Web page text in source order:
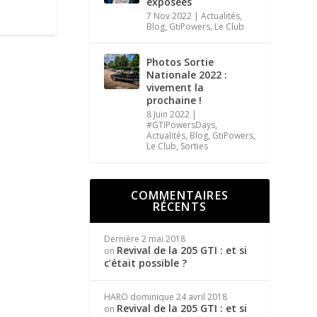
7 Nov 2022| Actualités,
Blog, GtiPowers, Le Club
Photos Sortie
Nationale 2022 :
vivement la
prochaine !
8 Juin 2022|
#GTIPowersDays,
Actualités, Blog, GtiPowers,
Le Club, Sorties
COMMENTAIRES
RÉCENTS
Dernière 2 mai 2018
on Revival de la 205 GTI : et si
c’était possible ?
HARO dominique 24 avril 2018
on Revival de la 205 GTI : et si